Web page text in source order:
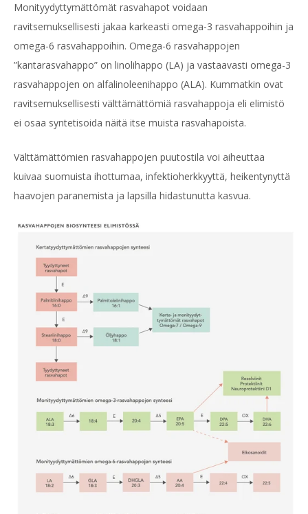
Monityydyttymättömät rasvahapot voidaan
ravitsemuksellisesti jakaa karkeasti omega-3 rasvahappoihin ja
omega-6 rasvahappoihin. Omega-6 rasvahappojen
”kantarasvahappo” on linolihappo (LA) ja vastaavasti omega-3
rasvahappojen on alfalinoleenihappo (ALA). Kummatkin ovat
ravitsemuksellisesti välttämättömiä rasvahappoja eli elimistö
ei osaa syntetisoida näitä itse muista rasvahapoista.
Välttämättömien rasvahappojen puutostila voi aiheuttaa
kuivaa suomuista ihottumaa, infektioherkkyyttä, heikentynyttä
haavojen paranemista ja lapsilla hidastunutta kasvua.